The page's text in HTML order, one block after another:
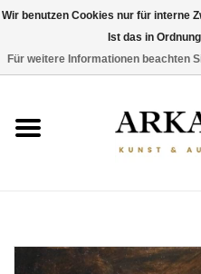
AKTUELLER KATALOG
Wir benutzen Cookies nur für interne
Ist das in
Für weitere Informationen beachten